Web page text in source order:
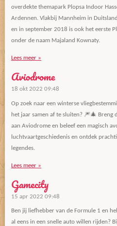
overdekte themapark Plopsa Indoor
Ardennen. Vlakbij Mannheim in
en in september 2018 is ook het eerste
onder de naam Majaland Kownaty.
Lees meer »
Aviodrome
18 okt 2022 09:48
Op zoek naar een winterse
het jaar samen af te sluiten? ​🎆🎄 Breng
aan Aviodrome en beleef een magisch
luchtvaartgeschiedenis en ontdek
legendes.
Lees meer »
Gamecity
15 apr 2022 09:48
Ben jij liefhebber van de Formule 1 en
al eens in een snelle auto willen rijden?